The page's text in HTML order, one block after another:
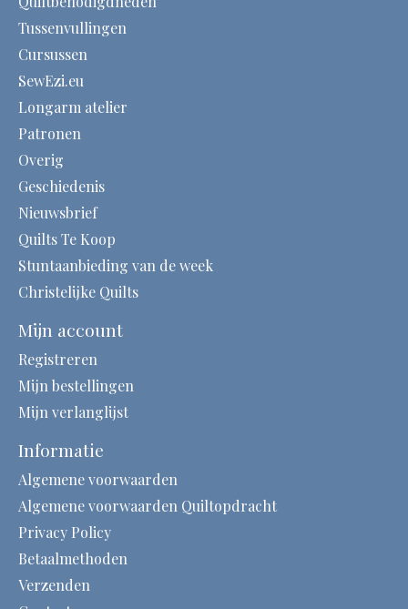
Tussenvullingen
Cursussen
SewEzi.eu
Longarm atelier
Patronen
Overig
Geschiedenis
Nieuwsbrief
Quilts Te Koop
Stuntaanbieding van de week
Christelijke Quilts
Mijn account
Registreren
Mijn bestellingen
Mijn verlanglijst
Informatie
Algemene voorwaarden
Algemene voorwaarden Quiltopdracht
Privacy Policy
Betaalmethoden
Verzenden